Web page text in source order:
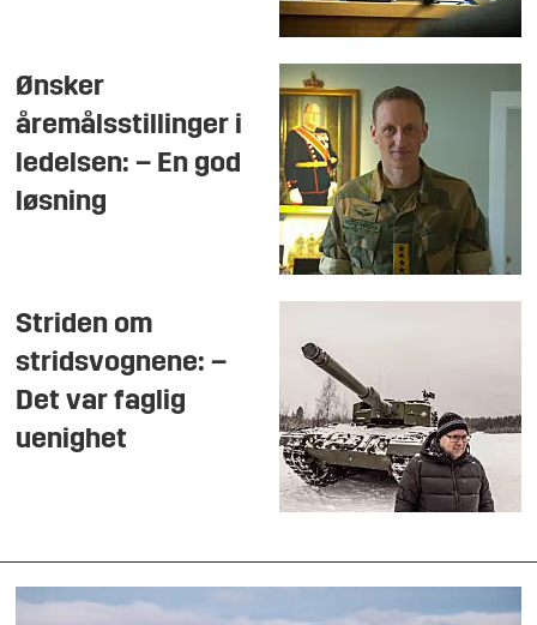
Ønsker
åremålsstillinger i
ledelsen: – En god
løsning
Striden om
stridsvognene: –
Det var faglig
uenighet